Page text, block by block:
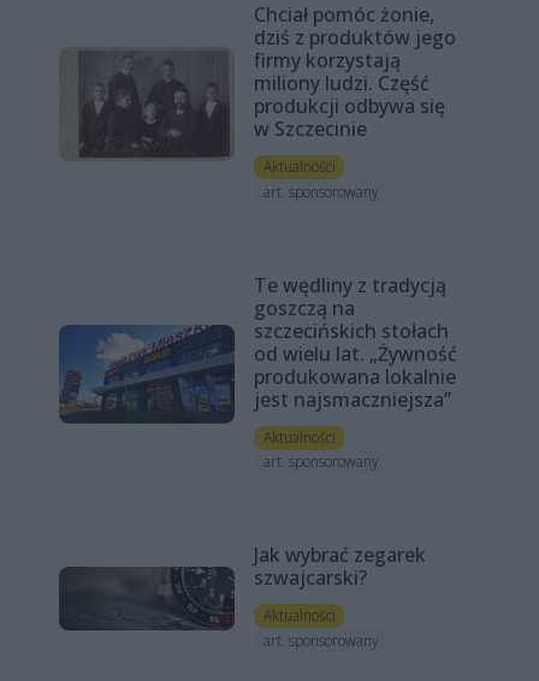
Chciał pomóc żonie,
dziś z produktów jego
firmy korzystają
miliony ludzi. Część
produkcji odbywa się
w Szczecinie
Aktualności
art. sponsorowany
Te wędliny z tradycją
goszczą na
szczecińskich stołach
od wielu lat. „Żywność
produkowana lokalnie
jest najsmaczniejsza”
Aktualności
art. sponsorowany
Jak wybrać zegarek
szwajcarski?
Aktualności
art. sponsorowany